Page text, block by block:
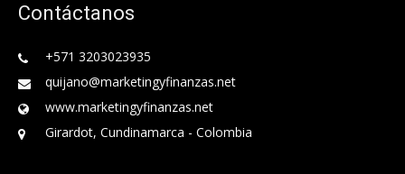
Contáctanos
+571 3203023935
quijano@marketingyfinanzas.net
www.marketingyfinanzas.net
Girardot, Cundinamarca - Colombia